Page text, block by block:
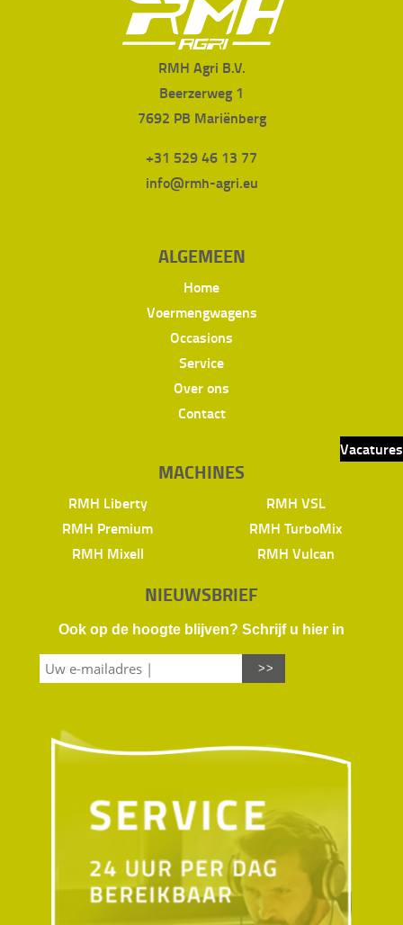
RMH Agri B.V.
Beerzerweg 1
7692 PB Mariënberg
+31 529 46 13 77
info@rmh-agri.eu
ALGEMEEN
Home
Voermengwagens
Occasions
Service
Over ons
Contact
Vacatures
MACHINES
RMH Liberty
RMH VSL
RMH Premium
RMH TurboMix
RMH Mixell
RMH Vulcan
NIEUWSBRIEF
Ook op de hoogte blijven? Schrijf u hier in